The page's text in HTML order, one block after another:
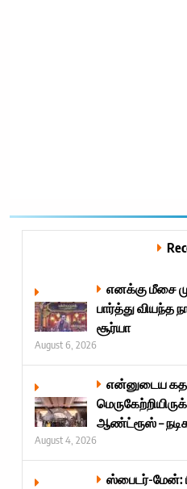
எனக்கு மீசை
பார்த்து வியந்த
சூர்யா
August 6, 2026
என்னுடைய
ஆண்ட்ரூஸ் –
August 4, 2026
ஸ்பைடர்-மேன்: